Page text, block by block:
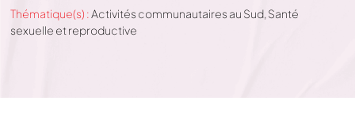
Thématique(s) :Activités communautaires au Sud, Santé
sexuelle et reproductive